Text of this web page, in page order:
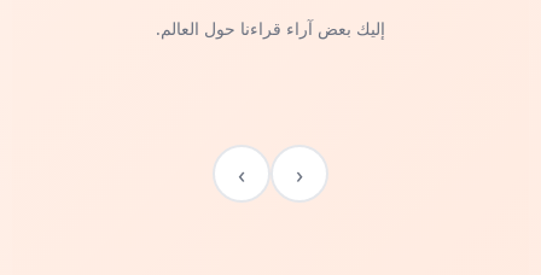
إليك بعض آراء قراءنا حول العالم.
‹
›